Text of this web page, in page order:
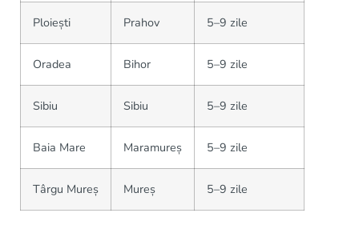
Ploiești Prahov 5–9 zile
Oradea Bihor 5–9 zile
Sibiu Sibiu 5–9 zile
Baia Mare Maramureș 5–9 zile
Târgu Mureș Mureș 5–9 zile